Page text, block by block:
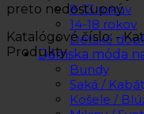
8-13 rokov
14-18 rokov
Detské
Dámska móda
Bundy
Saká /
Košele /
preto nedostupný.
Katalógové číslo: -
Produkty